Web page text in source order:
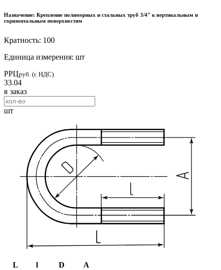
Назначение: Крепление полимерных и стальных труб 3/4" к вертикальным и
горизонтальным поверхностям
Кратность: 100
Единица измерения: шт
РРЦруб. (с НДС)
33.04
в заказ
шт
L l D
A